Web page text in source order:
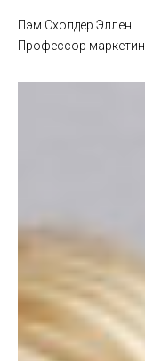
Пэм Схолдер Эллен
Профессор